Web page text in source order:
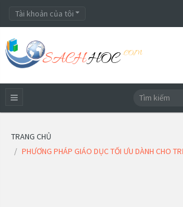
Tài khoản của tôi
TRANG CHỦ
PHƯƠNG PHÁP GIÁO DỤC TỐI ƯU DÀNH CHO